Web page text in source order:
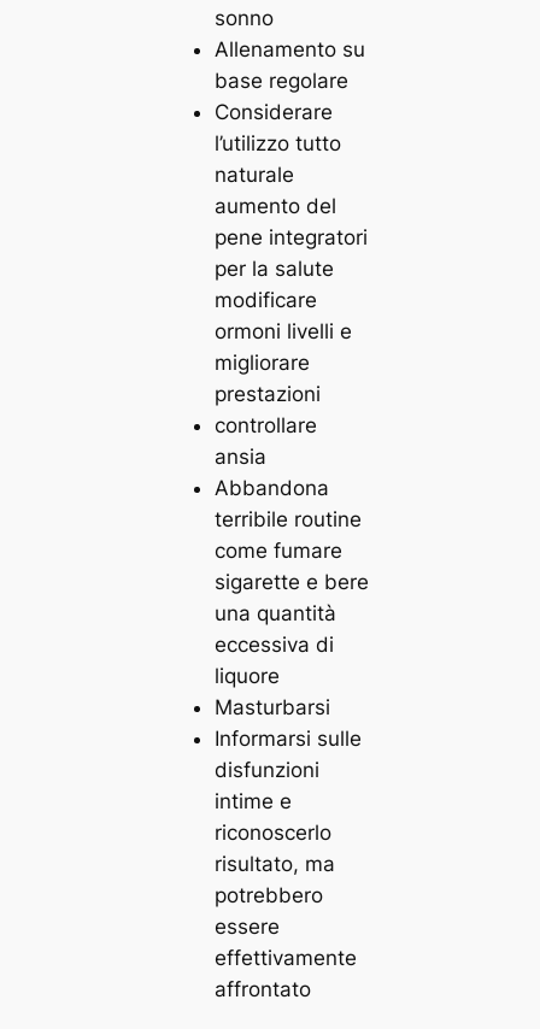
sonno
Allenamento su
base regolare
Considerare
l’utilizzo tutto
naturale
aumento del
pene integratori
per la salute
modificare
ormoni livelli e
migliorare
prestazioni
controllare
ansia
Abbandona
terribile routine
come fumare
sigarette e bere
una quantità
eccessiva di
liquore
Masturbarsi
Informarsi sulle
disfunzioni
intime e
riconoscerlo
risultato, ma
potrebbero
essere
effettivamente
affrontato